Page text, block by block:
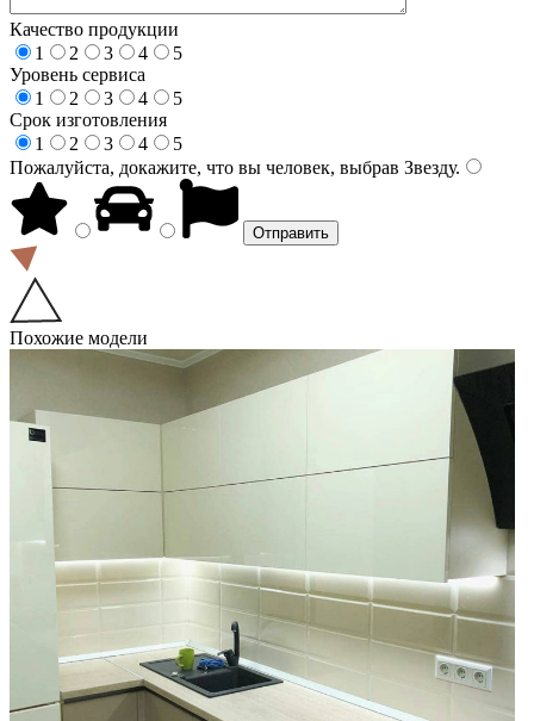
Качество продукции
1
2 3 4
5
Уровень сервиса
1
2 3 4
5
Срок изготовления
1
2 3 4
5
Пожалуйста, докажите, что вы человек, выбрав Звезду.
Похожие модели